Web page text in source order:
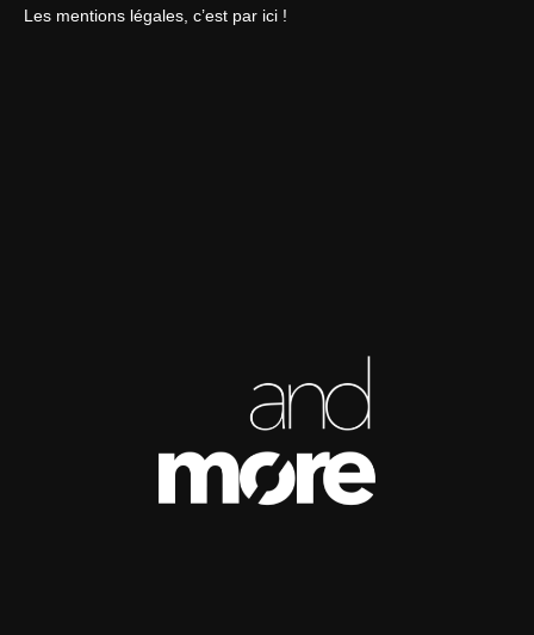
Les mentions légales, c’est par ici !